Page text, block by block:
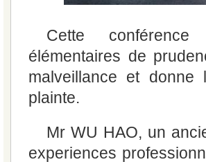
Cette
élémentaires de
malveillance et
plainte.
Mr WU HAO, un
experiences